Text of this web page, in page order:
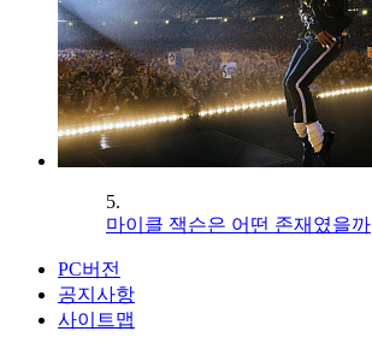
5.
마이클 잭슨은 어떤 존재였을까
PC버전
공지사항
사이트맵